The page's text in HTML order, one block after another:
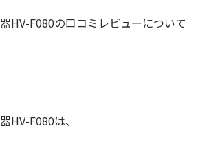
HV-F080の口コミレビューについて
HV-F080は、